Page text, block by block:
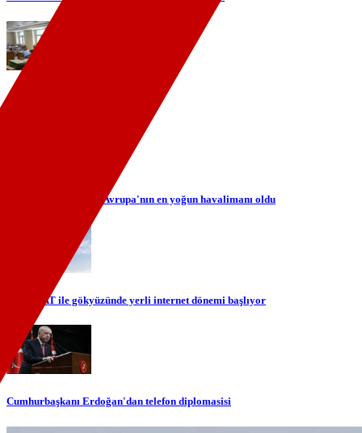
eDuruşma kapsamı genişliyor
İstanbul Havalimanı Avrupa'nın en yoğun havalimanı oldu
TÜRKSAT ile gökyüzünde yerli internet dönemi başlıyor
Cumhurbaşkanı Erdoğan'dan telefon diplomasisi